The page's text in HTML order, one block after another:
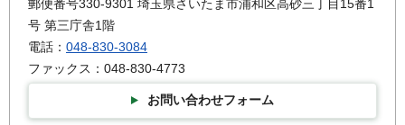
郵便番号330-9301 埼玉県さいたま市浦和区高砂三丁目15番1
号 第三庁舎1階
電話： 048-830-3084
ファックス：048-830-4773
お問い合わせフォーム